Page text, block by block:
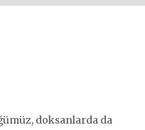
doksanlarda da